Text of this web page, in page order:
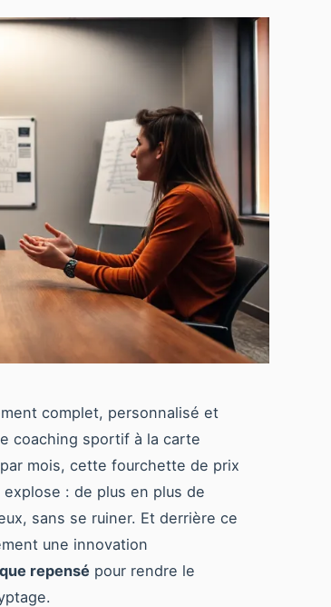
complet, personnalisé et
coaching sportif à la carte
mois, cette fourchette de prix
: de plus en plus de
sans se ruiner. Et derrière ce
une innovation
repensé pour rendre le